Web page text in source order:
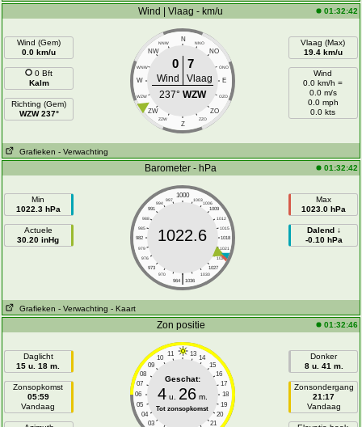
Wind | Vlaag - km/u 01:32:42
Wind (Gem)
0.0 km/u
0 Bft
Kalm
Richting (Gem)
WZW 237°
N
NNW NNO
NW NO
WNW ONO
W E
WZW OZO
ZW ZO
ZZW ZZO
Z
0 7
Wind
Vlaag
237° WZW
Vlaag (Max)
19.4 km/u
Wind
0.0 km/h =
0.0 m/s
0.0 mph
0.0 kts
Grafieken - Verwachting
Barometer - hPa 01:32:42
Min
1022.3 hPa
Actuele
30.20 inHg
1000
997 1003
994
1006
991
1009
988
1012
985
1015
982
1018
979
1021
976
1024
973
1027
970
1030
|
964 1036
1022.6
Max
1023.0 hPa
Dalend ↓
-0.10 hPa
Grafieken - Verwachting - Kaart
Zon positie 01:32:46
Daglicht
15 u. 18 m.
Zonsopkomst
05:59
Vandaag
11 13
10
14
09
15
08
16
07
17
06
18
05
19
04
20
03
21
Geschat:
4u. 26m.
Tot zonsopkomst
Donker
8 u. 41 m.
Zonsondergang
21:17
Vandaag